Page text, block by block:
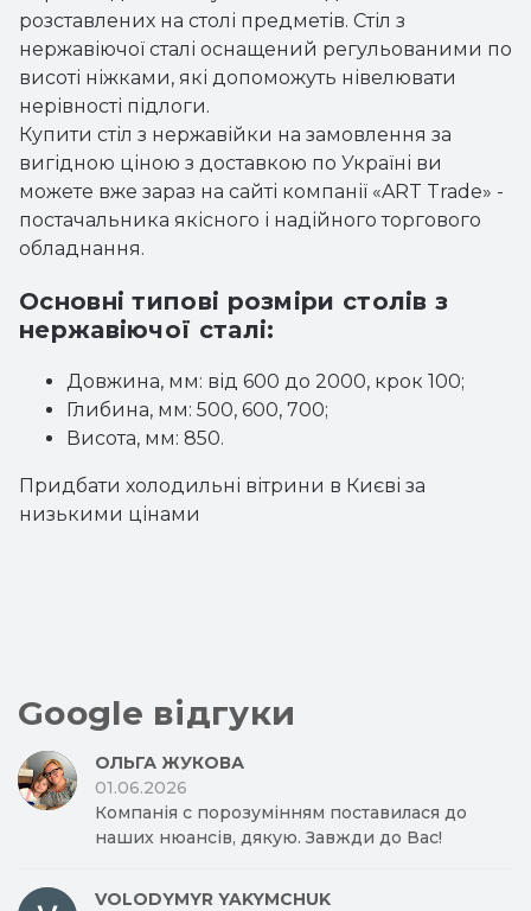
розставлених на столі предметів. Стіл з
нержавіючої сталі оснащений регульованими по
висоті ніжками, які допоможуть нівелювати
нерівності підлоги.
Купити стіл з нержавійки на замовлення за
вигідною ціною з доставкою по Україні ви
можете вже зараз на сайті компанії «ART Trade» -
постачальника якісного і надійного торгового
обладнання.
Основні типові розміри столів з
нержавіючої сталі:
Довжина, мм: від 600 до 2000, крок 100;
Глибина, мм: 500, 600, 700;
Висота, мм: 850.
Придбати холодильні вітрини в Києві за
низькими цінами
Google відгуки
ОЛЬГА ЖУКОВА
01.06.2026
Компанія с порозумінням поставилася до
наших нюансів, дякую. Завжди до Вас!
VOLODYMYR YAKYMCHUK